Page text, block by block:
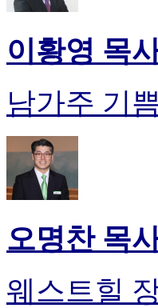
이황영 목
남가주 기
오명찬 목
웨스트힐